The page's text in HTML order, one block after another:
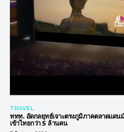
TRAVEL
ททท. อัดกลยุทธ์เจาะตรงภูมิภาคตลาดแดน
เข้าไทยกว่า 5 ล้านคน